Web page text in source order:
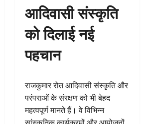
आदिवासी संस्कृति
को दिलाई नई
पहचान
राजकुमार रोत आदिवासी संस्कृति और
परंपराओं के संरक्षण को भी बेहद
महत्वपूर्ण मानते हैं। वे विभिन्न